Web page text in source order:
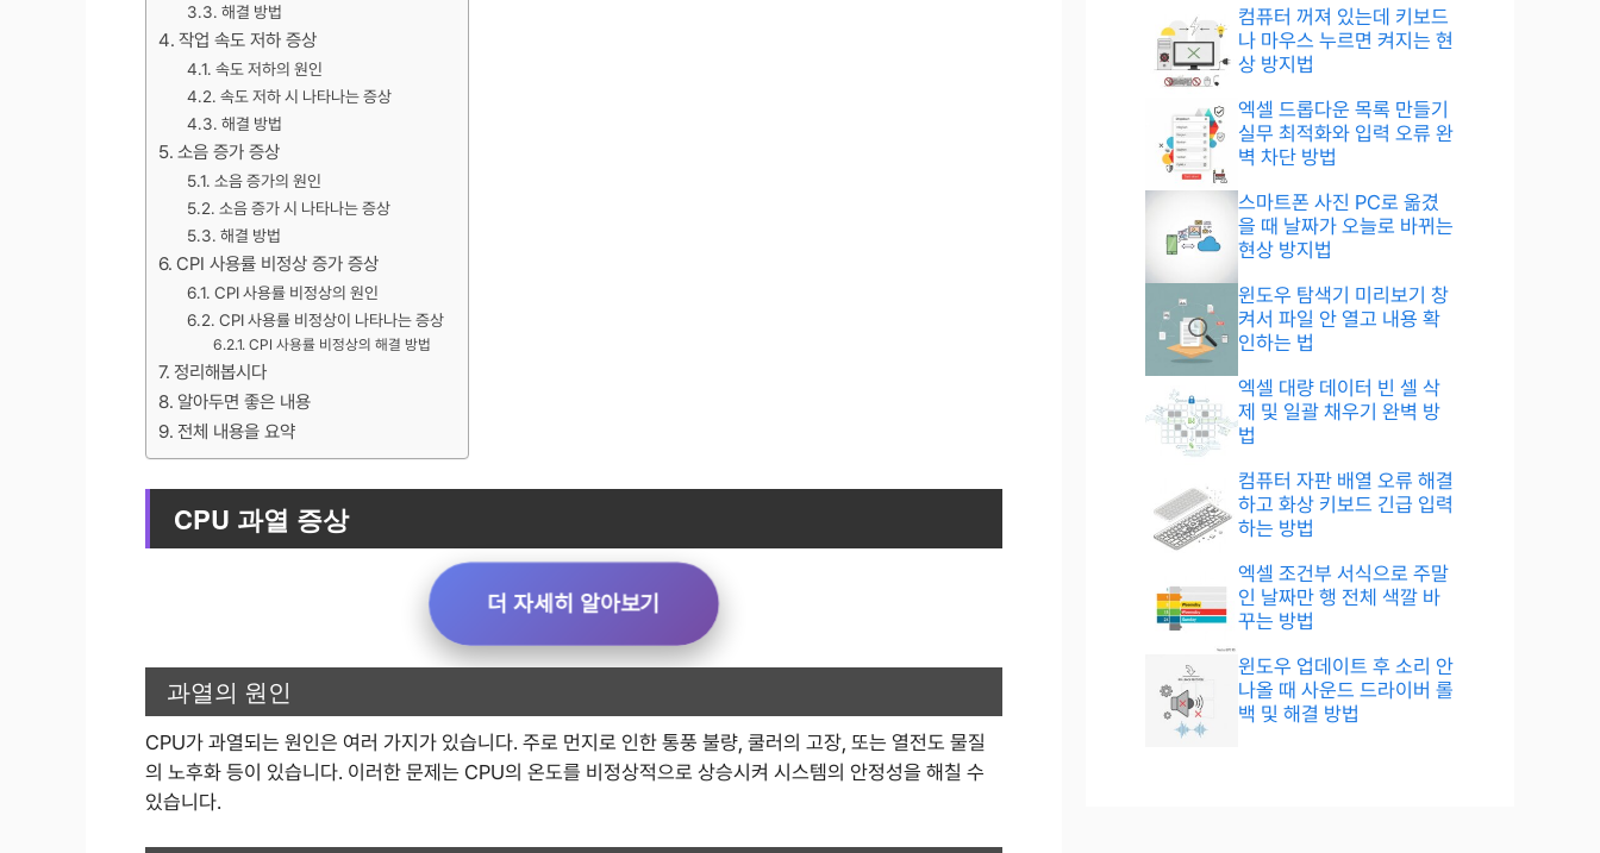
해결 방법
작업 속도 저하 증상
속도 저하의 원인
속도 저하 시 나타나는 증상
해결 방법
소음 증가 증상
소음 증가의 원인
소음 증가 시 나타나는 증상
해결 방법
CPI 사용률 비정상 증가 증상
CPI 사용률 비정상의 원인
CPI 사용률 비정상이 나타나는 증상
CPI 사용률 비정상의 해결 방법
정리해봅시다
알아두면 좋은 내용
전체 내용을 요약
CPU 과열 증상
더 자세히 알아보기
과열의 원인
CPU가 과열되는 원인은 여러 가지가 있습니다. 주로 먼지로 인한 통풍 불량, 쿨러의 고장, 또는 열전도 물질
의 노후화 등이 있습니다. 이러한 문제는 CPU의 온도를 비정상적으로 상승시켜 시스템의 안정성을 해칠 수
있습니다.
컴퓨터 꺼져 있는데 키보드
나 마우스 누르면 켜지는 현
상 방지법
엑셀 드롭다운 목록 만들기
실무 최적화와 입력 오류 완
벽 차단 방법
스마트폰 사진 PC로 옮겼
을 때 날짜가 오늘로 바뀌는
현상 방지법
윈도우 탐색기 미리보기 창
켜서 파일 안 열고 내용 확
인하는 법
엑셀 대량 데이터 빈 셀 삭
제 및 일괄 채우기 완벽 방
법
컴퓨터 자판 배열 오류 해결
하고 화상 키보드 긴급 입력
하는 방법
엑셀 조건부 서식으로 주말
인 날짜만 행 전체 색깔 바
꾸는 방법
윈도우 업데이트 후 소리 안
나올 때 사운드 드라이버 롤
백 및 해결 방법